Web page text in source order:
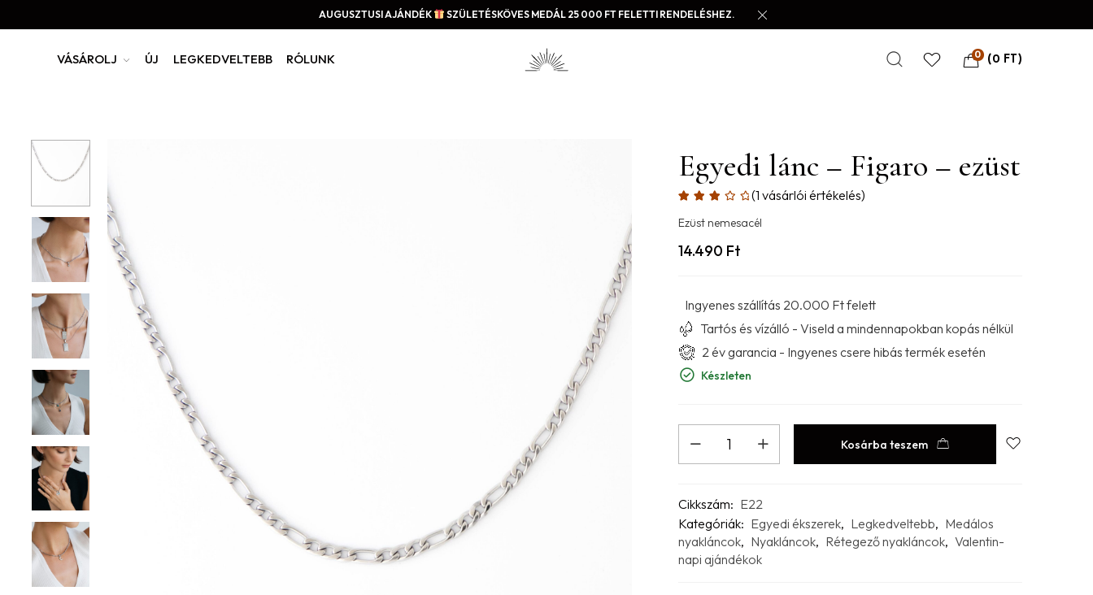
AUGUSZTUSI AJÁNDÉK SZÜLETÉSKÖVES MEDÁL 25 000 FT FELETTI RENDELÉSHEZ.
VÁSÁROLJ ÚJ LEGKEDVELTEBB RÓLUNK 0 (0 FT )
Egyedi lánc – Figaro – ezüst
(1 vásárlói értékelés)
Ezüst nemesacél
14.490 Ft
Ingyenes szállítás 20.000 Ft felett
Tartós és vízálló - Viseld a mindennapokban kopás nélkül
2 év garancia - Ingyenes csere hibás termék esetén
Készleten
Kosárba teszem
Cikkszám: E22
Kategóriák: Egyedi ékszerek, Legkedveltebb, Medálos
nyakláncok, Nyakláncok, Rétegező nyakláncok, Valentin-
napi ajándékok